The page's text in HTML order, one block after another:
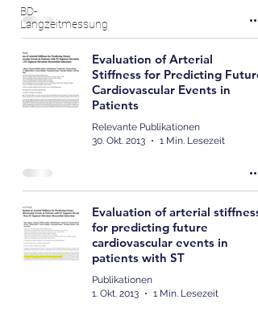
BD-
Langzeitmessung
Evaluation of Arterial
Stiffness for Predicting Future
Cardiovascular Events in
Patients
Relevante Publikationen
30. Okt. 2013
1 Min. Lesezeit
Evaluation of arterial stiffness
for predicting future
cardiovascular events in
patients with ST
Publikationen
1. Okt. 2013
1 Min. Lesezeit